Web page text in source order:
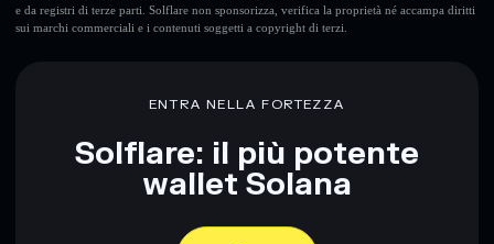
e da registri di terze parti. Solflare non sponsorizza, verifica la proprietà né accampa diritti
sui marchi commerciali e i contenuti soggetti a copyright di terzi.
ENTRA NELLA FORTEZZA
Solflare: il più potente
wallet Solana